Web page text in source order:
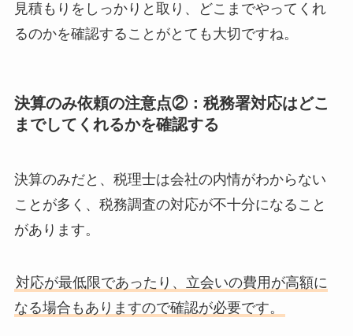
見積もりをしっかりと取り、どこまでやってくれ
るのかを確認することがとても大切ですね。
決算のみ依頼の注意点②：税務署対応はどこ
までしてくれるかを確認する
決算のみだと、税理士は会社の内情がわからない
ことが多く、税務調査の対応が不十分になること
があります。
対応が最低限であったり、立会いの費用が高額に
なる場合もありますので確認が必要です。